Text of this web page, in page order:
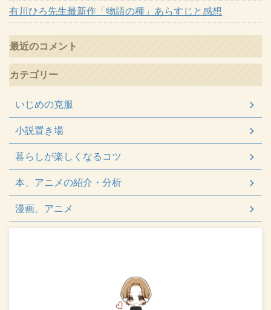
有川ひろ先生最新作「物語の種」あらすじと感想
最近のコメント
カテゴリー
いじめの克服
小説置き場
暮らしが楽しくなるコツ
本、アニメの紹介・分析
漫画、アニメ